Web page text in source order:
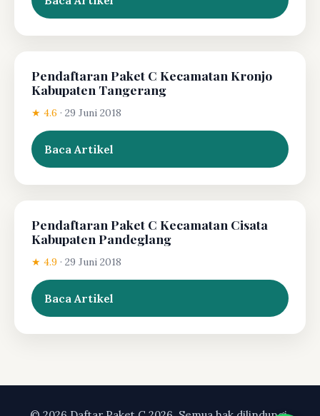
Pendaftaran Paket C Kecamatan Kronjo
Kabupaten Tangerang
★ 4.6 · 29 Juni 2018
Baca Artikel
Pendaftaran Paket C Kecamatan Cisata
Kabupaten Pandeglang
★ 4.9 · 29 Juni 2018
Baca Artikel